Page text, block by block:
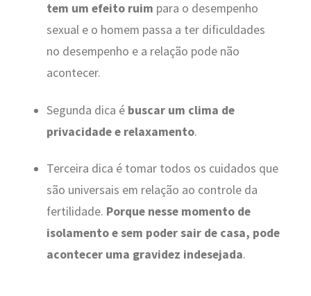
tem um efeito ruim para o desempenho
sexual e o homem passa a ter dificuldades
no desempenho e a relação pode não
acontecer.
Segunda dica é buscar um clima de
privacidade e relaxamento.
Terceira dica é tomar todos os cuidados que
são universais em relação ao controle da
fertilidade. Porque nesse momento de
isolamento e sem poder sair de casa, pode
acontecer uma gravidez indesejada.